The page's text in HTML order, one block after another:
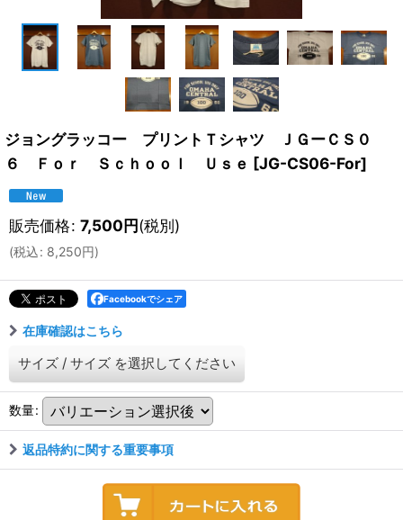
ジョングラッコー プリントＴシャツ ＪＧーＣＳ０
６ Ｆｏｒ Ｓｃｈｏｏｌ Ｕｓｅ [JG-CS06-For]
販売価格: 7,500円(税別)
(税込: 8,250円)
Facebookでシェア
在庫確認はこちら
サイズ / サイズ を選択してください
数量:
返品特約に関する重要事項